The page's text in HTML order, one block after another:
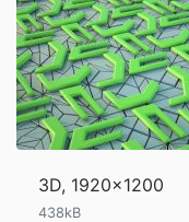
3D, 1920x1200
438kB